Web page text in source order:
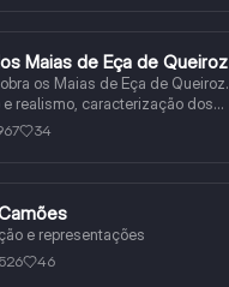
Maias de Eça de Queiroz
os Maias de Eça de Queiroz.
realismo, caracterização dos
e contexto histórico.
34
e representações
46